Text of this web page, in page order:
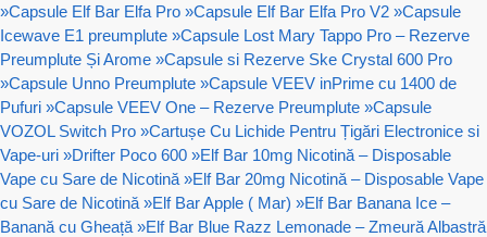
»Capsule Elf Bar Elfa Pro »Capsule Elf Bar Elfa Pro V2 »Capsule
Icewave E1 preumplute »Capsule Lost Mary Tappo Pro – Rezerve
Preumplute Și Arome »Capsule si Rezerve Ske Crystal 600 Pro
»Capsule Unno Preumplute »Capsule VEEV inPrime cu 1400 de
Pufuri »Capsule VEEV One – Rezerve Preumplute »Capsule
VOZOL Switch Pro »Cartușe Cu Lichide Pentru Țigări Electronice si
Vape-uri »Drifter Poco 600 »Elf Bar 10mg Nicotină – Disposable
Vape cu Sare de Nicotină »Elf Bar 20mg Nicotină – Disposable Vape
cu Sare de Nicotină »Elf Bar Apple ( Mar) »Elf Bar Banana Ice –
Banană cu Gheață »Elf Bar Blue Razz Lemonade – Zmeură Albastră